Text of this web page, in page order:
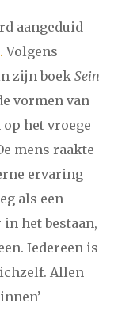
aangeduid
. Volgens
zijn boekSein
vormen van
het vroege
mens raakte
ervaring
als een
het bestaan,
Iedereen is
Allen